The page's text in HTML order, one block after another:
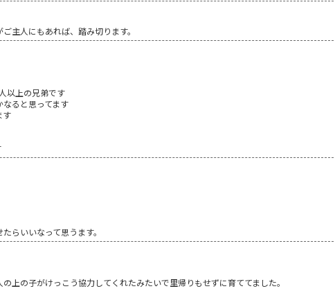
主人にもあれば、踏み切ります。
以上の兄弟です
ると思ってます
す
らいいなって思うます。
上の子がけっこう協力してくれたみたいで里帰りもせずに育ててました。